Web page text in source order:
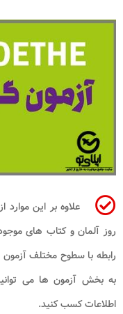
علاوه بر این موارد
روز آلمان و کتاب های
رابطه با سطوح مختلف آزمون
به بخش آزمون ها می
اطلاعات کسب کنید.